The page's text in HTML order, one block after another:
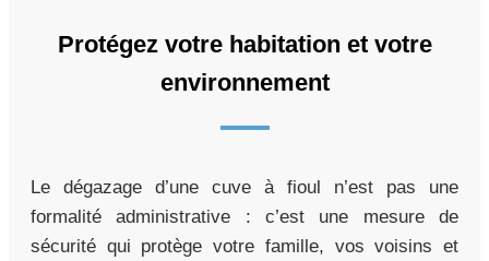
Protégez votre habitation et votre
environnement
Le dégazage d’une cuve à fioul n’est pas une
formalité administrative : c’est une mesure de
sécurité qui protège votre famille, vos voisins et